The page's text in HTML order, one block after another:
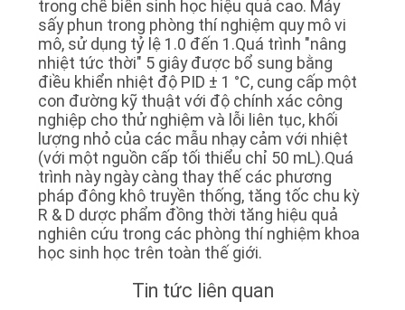
trong chế biến sinh học hiệu quả cao. Máy
sấy phun trong phòng thí nghiệm quy mô vi
mô, sử dụng tỷ lệ 1.0 đến 1.Quá trình "nâng
nhiệt tức thời" 5 giây được bổ sung bằng
điều khiển nhiệt độ PID ± 1 °C, cung cấp một
con đường kỹ thuật với độ chính xác công
nghiệp cho thử nghiệm và lỗi liên tục, khối
lượng nhỏ của các mẫu nhạy cảm với nhiệt
(với một nguồn cấp tối thiểu chỉ 50 mL).Quá
trình này ngày càng thay thế các phương
pháp đông khô truyền thống, tăng tốc chu kỳ
R & D dược phẩm đồng thời tăng hiệu quả
nghiên cứu trong các phòng thí nghiệm khoa
học sinh học trên toàn thế giới.
Tin tức liên quan